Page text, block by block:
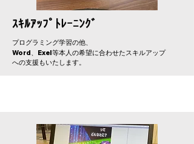
ｽｷﾙｱｯﾌﾟﾄﾚｰﾆﾝｸﾞ
プログラミング学習の他、
Word、 Exel等本人の希望に合わせたスキルアップ
への支援もいたします。